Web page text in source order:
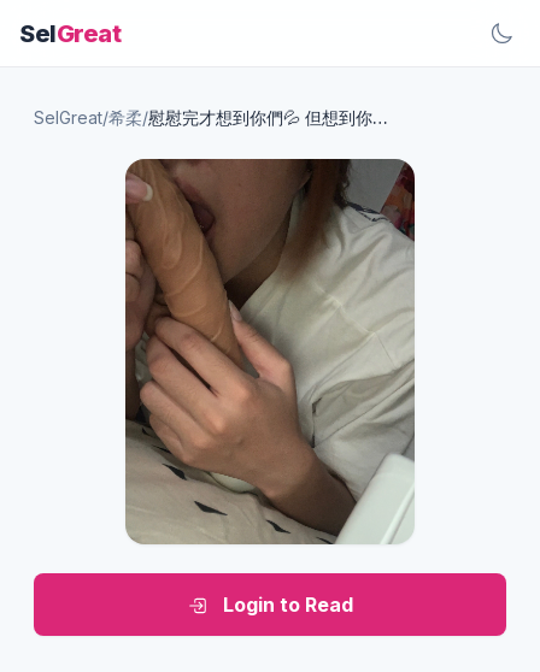
SelGreat
SelGreat/希柔/ 慰慰完才想到你們💦 但想到你們我又再來了一次
Login to Read